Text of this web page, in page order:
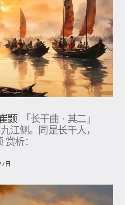
颢
「长干曲 · 其二」
江侧。同是长干人，
析：
日